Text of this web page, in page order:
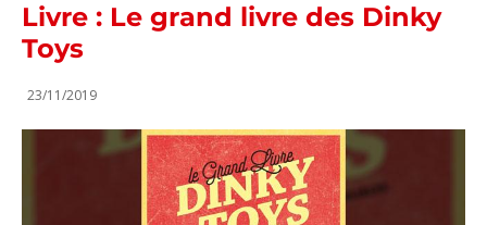
Livre : Le grand livre des Dinky
Toys
23/11/2019